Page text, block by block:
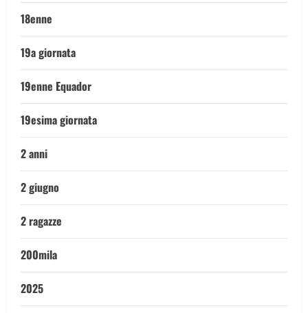
18enne
19a giornata
19enne Equador
19esima giornata
2 anni
2 giugno
2 ragazze
200mila
2025